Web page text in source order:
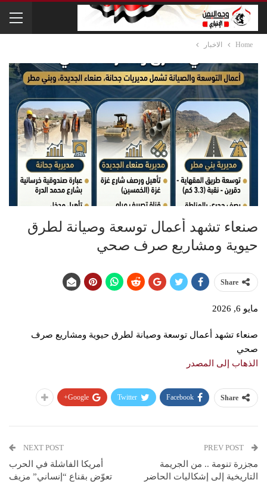
Home الاخبار
صنعاء تشهد أعمال توسعة وصيانة لطرق
حيوية ومشاريع صرف صحي
Share
مايو 6, 2026
صنعاء تشهد أعمال توسعة وصيانة لطرق حيوية ومشاريع صرف
صحي
الذهاب إلى المصدر
Share
Facebook
Twitter
Google+
مجزرة تنومة .. من الجريمة
التاريخية إلى إشكاليات الحاضر
NEXT POST
أمريكا الفاشلة في الحرب
تعوّض بقناع “إنساني” مزيف